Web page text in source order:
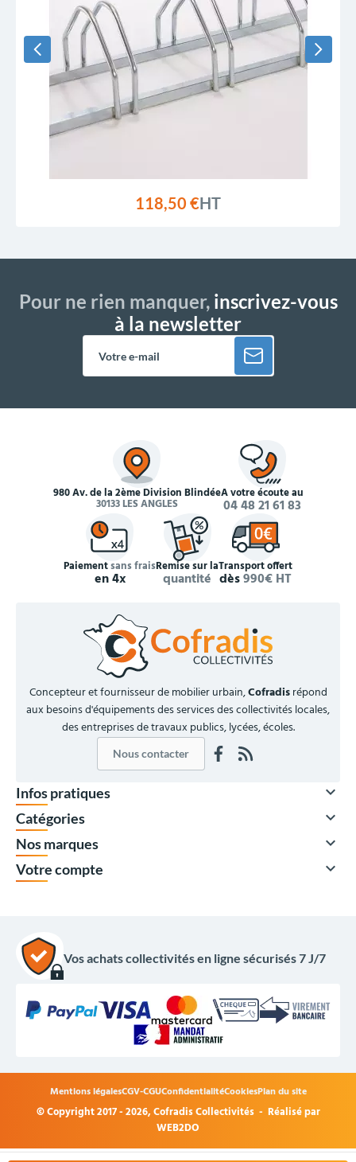
49,00 €HT
58,80 €
Options du produit
Finitions :
118,50 €HT
Pour ne rien manquer,inscrivez-vous
à la newsletter
980 Av. de la 2ème Division Blindée
30133 LES ANGLES
À votre écoute au
04 48 21 61 83
Paiementsans frais
en 4x
Remise sur la
quantité
Transport offert
dès990€ HT
Concepteur et fournisseur de mobilier urbain,Cofradisrépond
aux besoins d'équipements des services des collectivités locales,
des entreprises de travaux publics, lycées, écoles.
Nous contacter
Infos pratiques 
Catégories 
Nos marques 
Votre compte 
Vos achats collectivités en ligne sécurisés 7 J/7
© Copyright 2017 - 2026,Cofradis Collectivités - Réalisé par
WEB2DO
Mentions légalesCGV-CGUConfidentialitéCookiesPlan du site